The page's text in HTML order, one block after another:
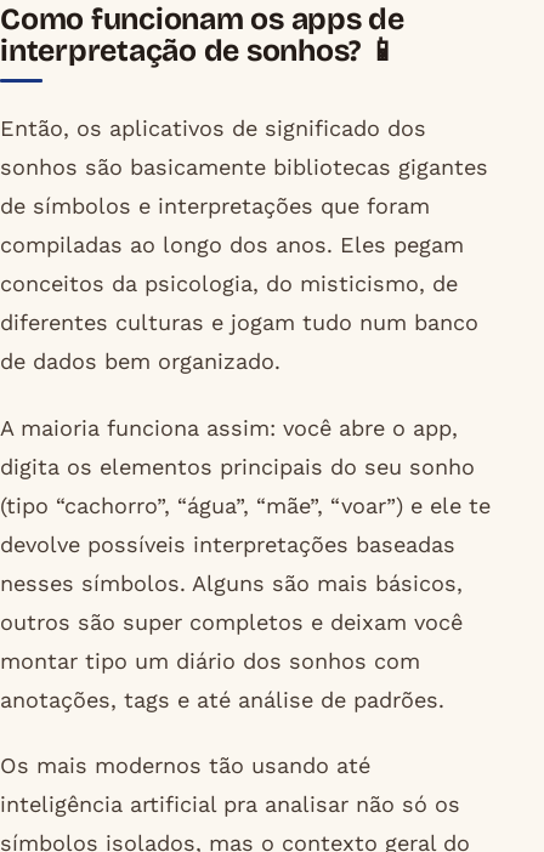
Como funcionam os apps de
interpretação de sonhos? 📱
Então, os aplicativos de significado dos
sonhos são basicamente bibliotecas gigantes
de símbolos e interpretações que foram
compiladas ao longo dos anos. Eles pegam
conceitos da psicologia, do misticismo, de
diferentes culturas e jogam tudo num banco
de dados bem organizado.
A maioria funciona assim: você abre o app,
digita os elementos principais do seu sonho
(tipo “cachorro”, “água”, “mãe”, “voar”) e ele te
devolve possíveis interpretações baseadas
nesses símbolos. Alguns são mais básicos,
outros são super completos e deixam você
montar tipo um diário dos sonhos com
anotações, tags e até análise de padrões.
Os mais modernos tão usando até
inteligência artificial pra analisar não só os
símbolos isolados, mas o contexto geral do